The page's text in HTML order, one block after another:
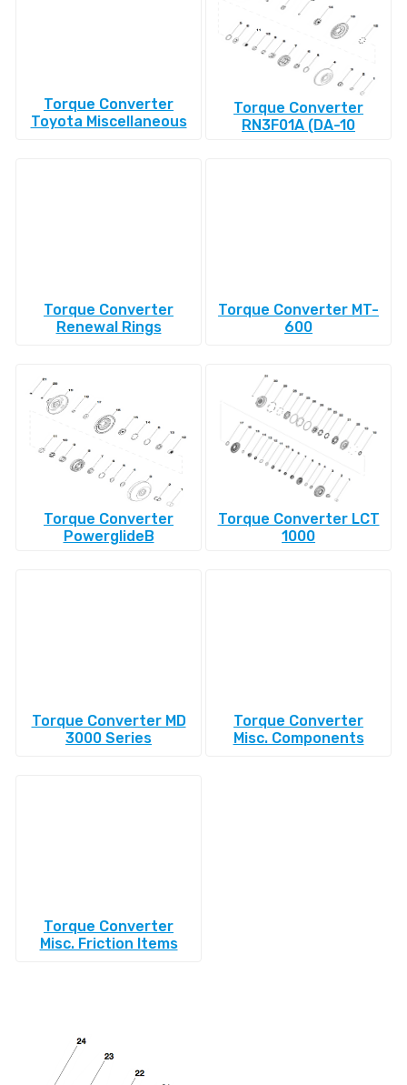
Torque Converter
Toyota Miscellaneous
Torque Converter
RN3F01A (DA-10
Torque Converter
Renewal Rings
Torque Converter MT-
600
Torque Converter
PowerglideВ
Torque Converter LCT
1000
Torque Converter MD
3000 Series
Torque Converter
Misc. Components
Torque Converter
Misc. Friction Items